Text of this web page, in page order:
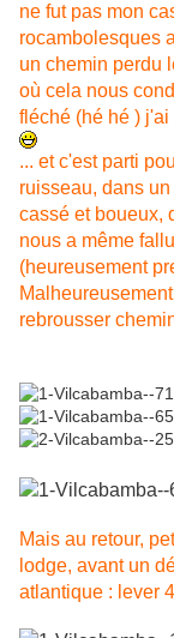
ne fut pas mon
rocambolesques
un chemin perdu
où cela nous
fléché (hé hé )
... et c'est parti
ruisseau, dans
cassé et boueux,
nous a même
(heureusement
rebrousser
Mais au retour,
lodge, avant un
atlantique : lever